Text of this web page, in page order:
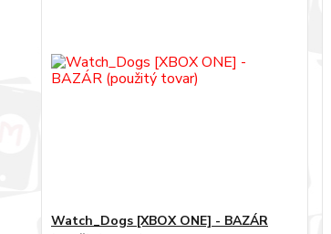
Watch_Dogs [XBOX ONE] - BAZÁR